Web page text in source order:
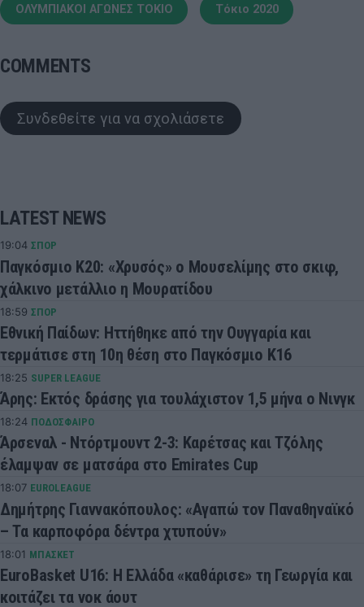
ΟΛΥΜΠΙΑΚΟΙ ΑΓΩΝΕΣ ΤΟΚΙΟ Τόκιο 2020
COMMENTS
Συνδεθείτε για να σχολιάσετε
LATEST NEWS
19:04 ΣΠΟΡ
Παγκόσμιο Κ20: «Χρυσός» ο Μουσελίμης στο σκιφ,
χάλκινο μετάλλιο η Μουρατίδου
18:59 ΣΠΟΡ
Εθνική Παίδων: Ηττήθηκε από την Ουγγαρία και
τερμάτισε στη 10η θέση στο Παγκόσμιο Κ16
18:25 SUPER LEAGUE
Άρης: Εκτός δράσης για τουλάχιστον 1,5 μήνα ο Νινγκ
18:24 ΠΟΔΟΣΦΑΙΡΟ
Άρσεναλ - Ντόρτμουντ 2-3: Καρέτσας και Τζόλης
έλαμψαν σε ματσάρα στο Emirates Cup
18:07 EUROLEAGUE
Δημήτρης Γιαννακόπουλος: «Αγαπώ τον Παναθηναϊκό
– Τα καρποφόρα δέντρα χτυπούν»
18:01 ΜΠΑΣΚΕΤ
EuroBasket U16: Η Ελλάδα «καθάρισε» τη Γεωργία και
κοιτάζει τα νοκ άουτ